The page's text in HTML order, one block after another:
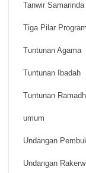
Tanwir Samarinda
Tiga Pilar Program
Tuntunan Agama
Tuntunan Ibadah
Tuntunan
umum
Undangan
Undangan